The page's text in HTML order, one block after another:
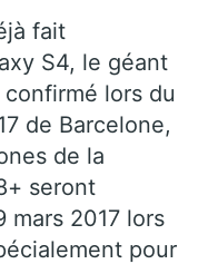
fait
S4, le géant
lors du
de Barcelone,
de la
seront
mars 2017 lors
pour